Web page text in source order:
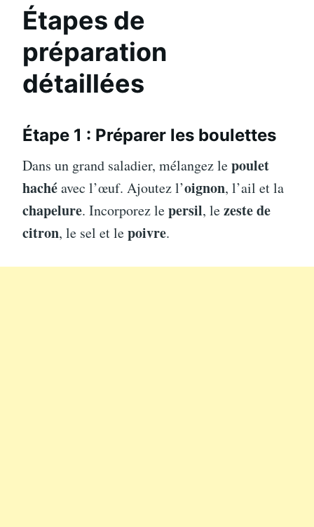
Étapes de
préparation
détaillées
Étape 1 : Préparer les boulettes
Dans un grand saladier, mélangez lepoulet
hachéavec l’œuf. Ajoutez l’oignon, l’ail et la
chapelure. Incorporez lepersil, lezeste de
citron, le sel et lepoivre.